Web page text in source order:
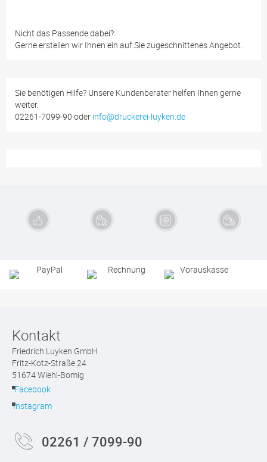
Nicht das Passende dabei?
Gerne erstellen wir Ihnen ein auf Sie zugeschnittenes Angebot.
Sie benötigen Hilfe? Unsere Kundenberater helfen Ihnen gerne
weiter.
02261-7099-90 oder info@druckerei-luyken.de
Kontakt
Friedrich Luyken GmbH
Fritz-Kotz-Straße 24
51674 Wiehl-Bomig
Facebook
Instagram
02261 / 7099-90